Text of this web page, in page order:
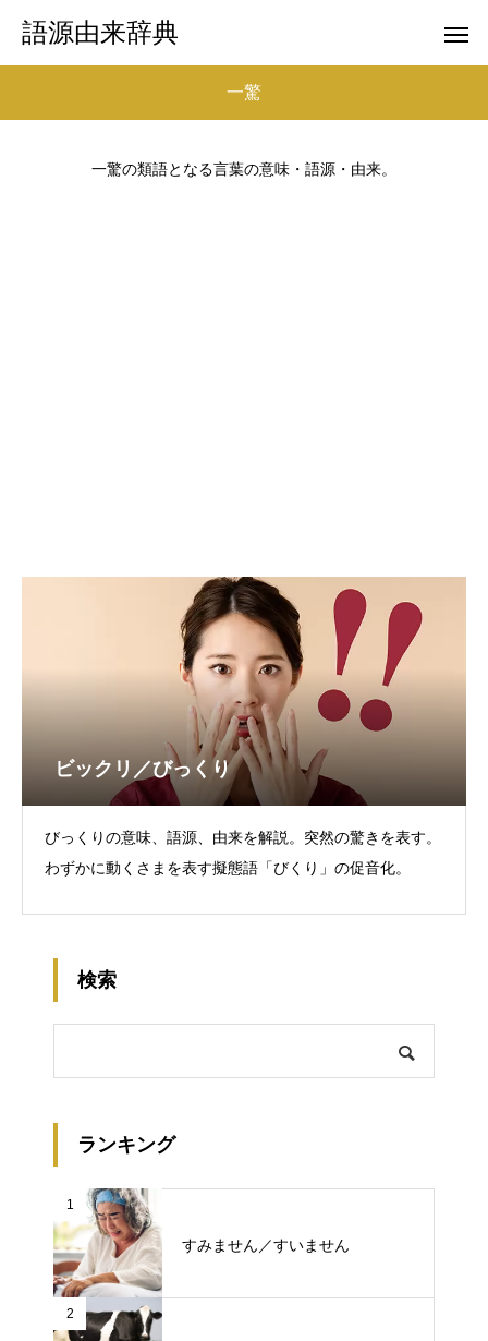
語源由来辞典
一驚
一驚の類語となる言葉の意味・語源・由来。
ビックリ／びっくり
びっくりの意味、語源、由来を解説。突然の驚きを表す。
わずかに動くさまを表す擬態語「びくり」の促音化。
検索
ランキング
1
すみません／すいません
2